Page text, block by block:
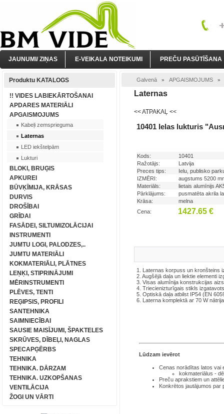
JAUNUMI/ ZIŅAS E-VEIKALA NOTEIKUMI PREČU PASŪTĪŠANA
Produktu KATALOGS
!! VIDES LABIEKĀRTOŠANAI
APDARES MATERIĀLI
APGAISMOJUMS
Kabeļi zemsprieguma
Laternas
LED iekštelpām
Lukturi
BLOKI, BRUĢIS
APKUREI
BŪVĶĪMIJA, KRĀSAS
DURVIS
DROŠĪBAI
GRĪDAI
FASĀDEI, SILTUMIZOLĀCIJAI
INSTRUMENTI
JUMTU LOGI, PALODZES,..
JUMTU MATERIĀLI
KOKMATERIĀLI, PLĀTNES
LEŅĶI, STIPRINĀJUMI
MĒRINSTRUMENTI
PLĒVES, TENTI
REĢIPSIS, PROFILI
SANTEHNIKA
SAIMNIECĪBAI
SAUSIE MAISĪJUMI, ŠPAKTELES
SKRŪVES, DĪBEĻI, NAGLAS
SPECAPĢĒRBS
TEHNIKA
TEHNIKA. DĀRZAM
TEHNIKA. UZKOPŠANAS
VENTILĀCIJA
ŽOGI UN VĀRTI
Galvenā » APGAISMOJUMS
Laternas
<< ATPAKAĻ <<
10401 Ielas lukturis
Kods:
10401
Ražotājs:
Latvija
Preces tips:
Ielu, publisko
IZMĒRI:
augstums 5200
Materiāls:
lietais alumīnijs
Pārklājums:
pusmatēta akrila
Krāsa:
melna
Cena:
1427.65 €
1. Laternas korpuss un kronšteins
2. Augšējā daļa un liektie elementi
3. Visas alumīnija konstrukcijas
4. Triecienizturīgais stikls
5. Optiskā daļa atbilst IP54 (EN
6. Laterna komplektā ar 70 W
Lūdzam ievērot
Cenas norādītas latos vai
kokmateriālus -
Preču aprakstiem un
Konkrētos jautājumos